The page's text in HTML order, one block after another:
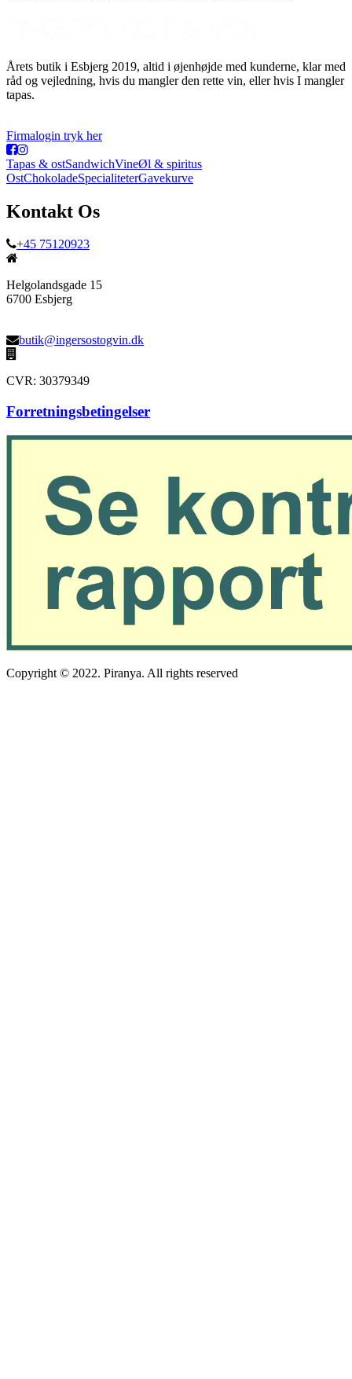
Årets butik i Esbjerg 2019, altid i øjenhøjde med kunderne, klar med
råd og vejledning, hvis du mangler den rette vin, eller hvis I mangler
tapas.
Firmalogin tryk her
Tapas & ostSandwichVineØl & spiritus
OstChokoladeSpecialiteterGavekurve
Kontakt Os
+45 75120923
Helgolandsgade 15
6700 Esbjerg
butik@ingersostogvin.dk
CVR: 30379349
Forretningsbetingelser
Copyright © 2022. Piranya. All rights reserved